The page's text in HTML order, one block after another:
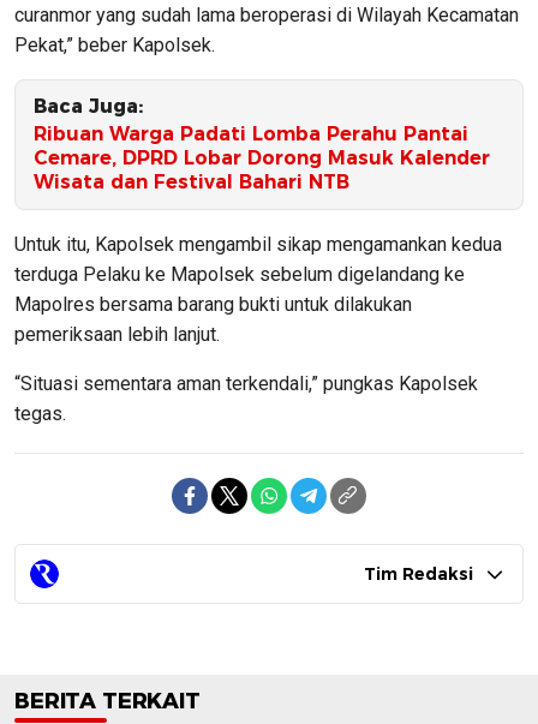
curanmor yang sudah lama beroperasi di Wilayah Kecamatan
Pekat,” beber Kapolsek.
Baca Juga:
Ribuan Warga Padati Lomba Perahu Pantai
Cemare, DPRD Lobar Dorong Masuk Kalender
Wisata dan Festival Bahari NTB
Untuk itu, Kapolsek mengambil sikap mengamankan kedua
terduga Pelaku ke Mapolsek sebelum digelandang ke
Mapolres bersama barang bukti untuk dilakukan
pemeriksaan lebih lanjut.
“Situasi sementara aman terkendali,” pungkas Kapolsek
tegas.
Tim Redaksi
BERITA TERKAIT